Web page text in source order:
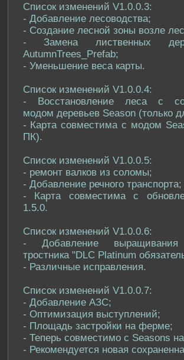
Список изменений V1.0.0.3:
- Добавление лесоводства;
- Создание лесной зоны возле
- Замена лиственных
AutumnTrees_Prefab;
- Уменьшение веса карты.
Список изменений V1.0.0.4:
- Восстановление леса с
модом деревьев Season (только
- Карта совместима с модом
ПК).
Список изменений V1.0.0.5:
- ремонт валков из соломы;
- Добавление речного транспорта;
- Карта совместима с
1.5.0.
Список изменений V1.0.0.6:
- Добавление выращивания
тростника "DLC Platinum
- Различные исправления.
Список изменений V1.0.0.7:
- Добавление АЗС;
- Оптимизация выступлений;
- Площадь застройки на ферме;
- Теперь совместимо с Seasons
- Рекомендуется новая